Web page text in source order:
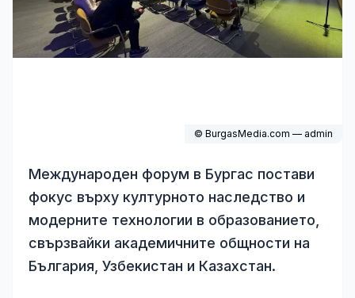
© BurgasMedia.com — admin
Международен форум в Бургас постави
фокус върху културното наследство и
модерните технологии в образованието,
свързвайки академичните общности на
България, Узбекистан и Казахстан.